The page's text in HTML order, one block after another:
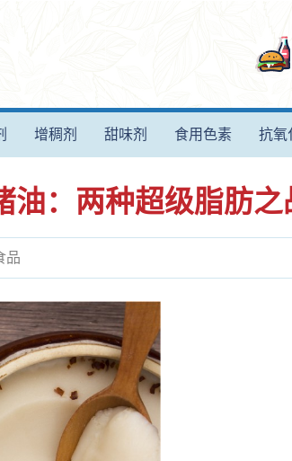
增稠剂 甜味剂 食用色素 抗氧
油：两种超级脂肪之
品